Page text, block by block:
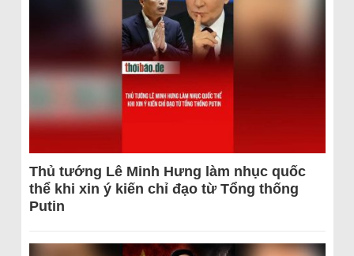
Thủ tướng Lê Minh Hưng làm nhục quốc
thể khi xin ý kiến chỉ đạo từ Tổng thống
Putin